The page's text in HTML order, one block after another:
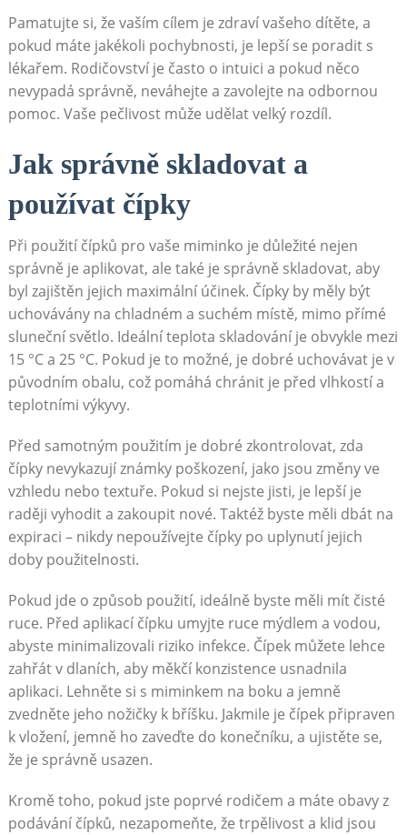
Pamatujte si, že vaším cílem je zdraví vašeho dítěte, a
pokud máte jakékoli pochybnosti, je lepší se poradit s
lékařem. Rodičovství je často o intuici a pokud něco
nevypadá správně, neváhejte a zavolejte na odbornou
pomoc. Vaše pečlivost může udělat velký rozdíl.
Jak správně skladovat a
používat čípky
Při použití čípků pro vaše miminko je důležité nejen
správně je aplikovat, ale také je správně skladovat, aby
byl zajištěn jejich maximální účinek. Čípky by měly být
uchovávány na chladném a suchém místě, mimo přímé
sluneční světlo. Ideální teplota skladování je obvykle mezi
15 °C a 25 °C. Pokud je to možné, je dobré uchovávat je v
původním obalu, což pomáhá chránit je před vlhkostí a
teplotními výkyvy.
Před samotným použitím je dobré zkontrolovat, zda
čípky nevykazují známky poškození, jako jsou změny ve
vzhledu nebo textuře. Pokud si nejste jisti, je lepší je
raději vyhodit a zakoupit nové. Taktéž byste měli dbát na
expiraci – nikdy nepoužívejte čípky po uplynutí jejich
doby použitelnosti.
Pokud jde o způsob použití, ideálně byste měli mít čisté
ruce. Před aplikací čípku umyjte ruce mýdlem a vodou,
abyste minimalizovali riziko infekce. Čípek můžete lehce
zahřát v dlaních, aby měkčí konzistence usnadnila
aplikaci. Lehněte si s miminkem na boku a jemně
zvedněte jeho nožičky k bříšku. Jakmile je čípek připraven
k vložení, jemně ho zaveďte do konečníku, a ujistěte se,
že je správně usazen.
Kromě toho, pokud jste poprvé rodičem a máte obavy z
podávání čípků, nezapomeňte, že trpělivost a klid jsou